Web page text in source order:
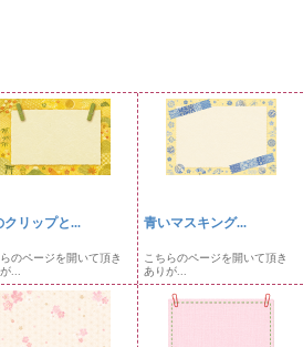
クリップと...
のページを開いて頂き
...
青いマスキング...
こちらのページを開いて頂き
ありが...